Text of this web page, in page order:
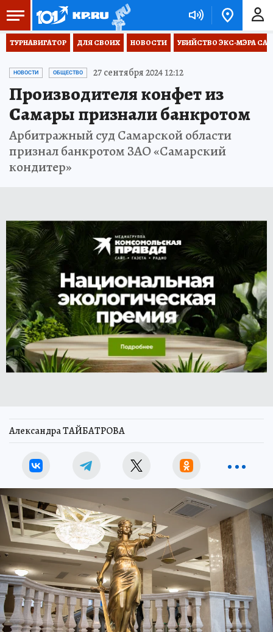
ТУРНАВИГАТОР ДЛЯ СВОИХ НОВОСТИ УБИЙСТВО ЭКС-МЭРА
НОВОСТИ ОБЩЕСТВО 27 сентября 2024 12:12
Производителя конфет из
Самары признали банкротом
Арбитражный суд Самарской области
признал банкротом ЗАО «Самарский
кондитер»
Александра ТАЙБАТРОВА